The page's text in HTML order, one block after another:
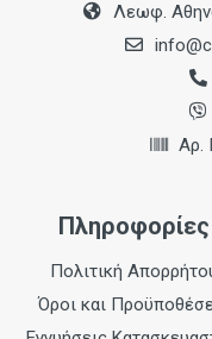
Λεωφ.
Αρ.
Πληροφορίες
Πολιτική
Όροι και